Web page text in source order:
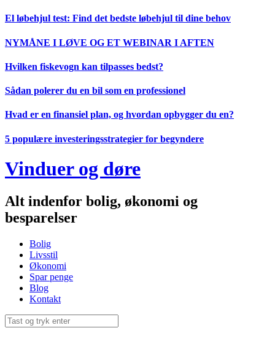
Videre
indhold
El løbehjul test: Find det bedste løbehjul til dine behov
NYMÅNE I LØVE OG ET WEBINAR I AFTEN
Hvilken fiskevogn kan tilpasses bedst?
Sådan polerer du en bil som en professionel
Hvad er en finansiel plan, og hvordan opbygger du en?
5 populære investeringsstrategier for begyndere
Vinduer og døre
Alt indenfor bolig, økonomi og
besparelser
Bolig
Livsstil
Økonomi
Spar penge
Blog
Kontakt
Søg
efter: